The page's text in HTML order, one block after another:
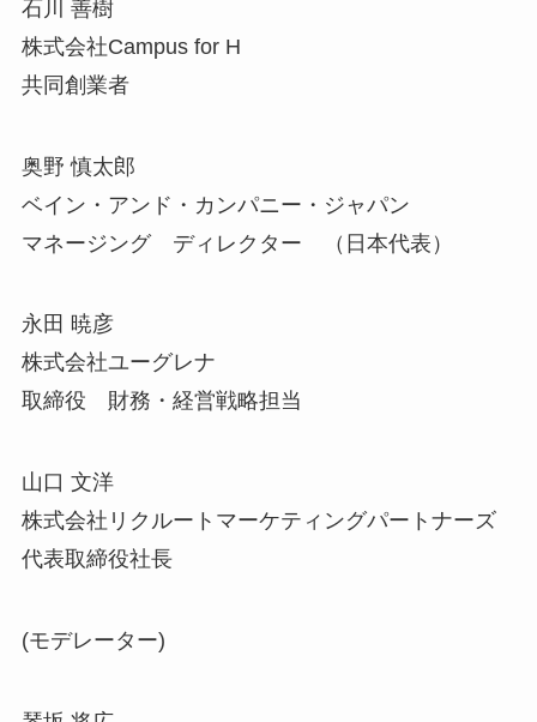
石川 善樹
株式会社Campus for H
共同創業者
奥野 慎太郎
ベイン・アンド・カンパニー・ジャパン
マネージング ディレクター （日本代表）
永田 暁彦
株式会社ユーグレナ
取締役 財務・経営戦略担当
山口 文洋
株式会社リクルートマーケティングパートナーズ
代表取締役社長
(モデレーター)